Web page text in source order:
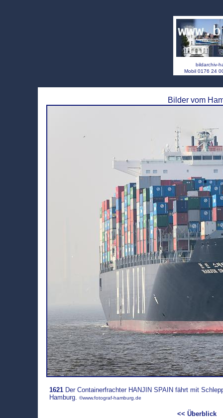
bildarchiv-
Mobil 0176 24
Bilder vom
1621Der Containerfrachter HANJIN SPAIN fährt mit
Hamburg. ©www.fotograf-hamburg.de
<< Überblick